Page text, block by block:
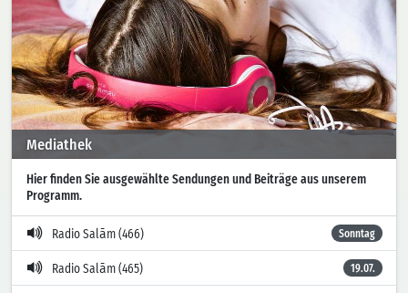
Mediathek
Hier finden Sie ausgewählte Sendungen und Beiträge aus unserem
Programm.
Radio Salām (466) Sonntag
Radio Salām (465) 19.07.